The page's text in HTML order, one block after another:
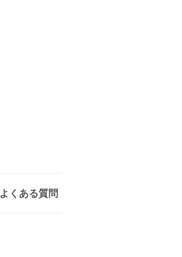
よくある質問